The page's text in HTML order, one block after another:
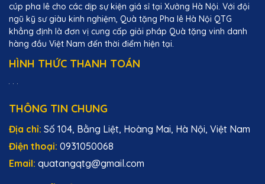
Chất lượng pha lê tại Quà Tặng Pha Lê QTG
rất tốt, thiết kế đẹp và độc đáo. Rất hài lòng
với sản phẩm.
Thiết kế kỷ niệm chương của Quà Tặng Pha
Lê QTG rất tinh tế và độc đáo. Rất hài lòng
với sản phẩm.
cúp pha lê cho các dịp sự kiện giá sỉ tại Xưởng Hà Nội. Với đội
ngũ kỹ sư giàu kinh nghiệm, Quà tặng Pha lê Hà Nội QTG
khẳng định là đơn vị cung cấp giải pháp Quà tặng vinh danh
hàng đầu Việt Nam đến thời điểm hiện tại.
HÌNH THỨC THANH TOÁN
THÔNG TIN CHUNG
Địa chỉ: Số 104, Bằng Liệt, Hoàng Mai, Hà Nội, Việt Nam
Điện thoại: 0931050068
Email: quatangqtg@gmail.com